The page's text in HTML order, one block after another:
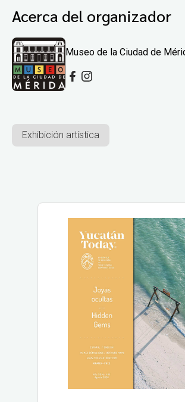
Acerca del organizador
Museo de la Ciudad de
Exhibición artística